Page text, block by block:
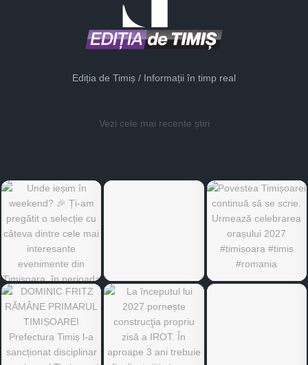
Ediția de Timiș / Informații în timp real
Vezi cele mai recente știri